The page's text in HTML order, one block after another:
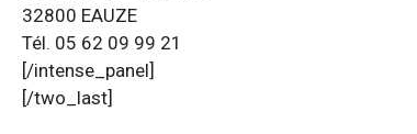
32800 EAUZE
Tél. 05 62 09 99 21
[/intense_panel]
[/two_last]